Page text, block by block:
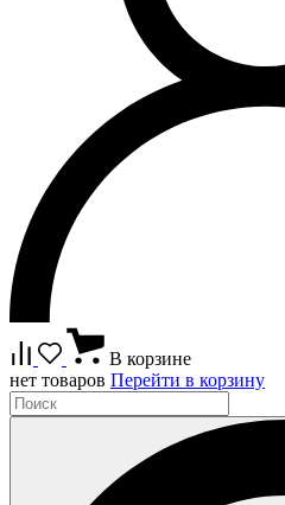
В корзине
нет товаров Перейти в корзину